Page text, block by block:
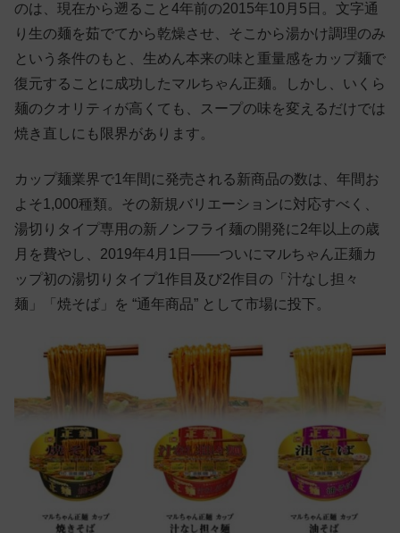
のは、現在から遡ること4年前の2015年10月5日。文字通
り生の麺を茹でてから乾燥させ、そこから湯かけ調理のみ
という条件のもと、生めん本来の味と重量感をカップ麺で
復元することに成功したマルちゃん正麺。しかし、いくら
麺のクオリティが高くても、スープの味を変えるだけでは
焼き直しにも限界があります。
カップ麺業界で1年間に発売される新商品の数は、年間お
よそ1,000種類。その新規バリエーションに対応すべく、
湯切りタイプ専用の新ノンフライ麺の開発に2年以上の歳
月を費やし、2019年4月1日——ついにマルちゃん正麺カ
ップ初の湯切りタイプ1作目及び2作目の「汁なし担々
麺」「焼そば」を “通年商品” として市場に投下。